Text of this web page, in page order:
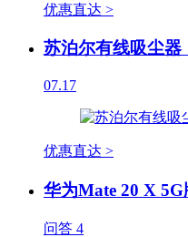
优惠直达 >
苏泊尔有线吸尘器
07.17
优惠直达 >
华为Mate 20 X
问答 4